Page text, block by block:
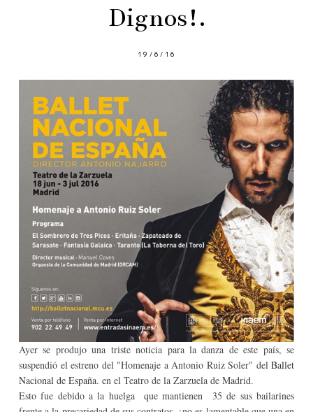
Dignos!.
19/6/16
Ayer se produjo una triste noticia para la danza de este país, se
suspendió el estreno del "Homenaje a Antonio Ruiz Soler" del Ballet
Nacional de España. en el Teatro de la Zarzuela de Madrid.
Esto fue debido a la huelga que mantienen 35 de sus bailarines